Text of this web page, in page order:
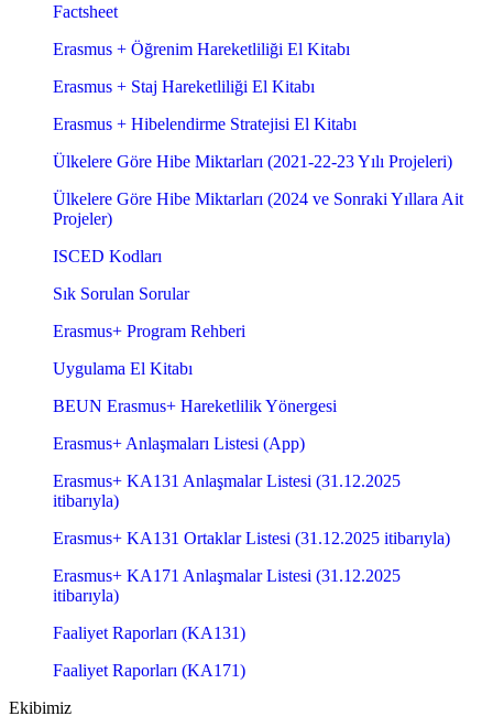
Factsheet
Erasmus + Öğrenim Hareketliliği El Kitabı
Erasmus + Staj Hareketliliği El Kitabı
Erasmus + Hibelendirme Stratejisi El Kitabı
Ülkelere Göre Hibe Miktarları (2021-22-23 Yılı Projeleri)
Ülkelere Göre Hibe Miktarları (2024 ve Sonraki Yıllara Ait
Projeler)
ISCED Kodları
Sık Sorulan Sorular
Erasmus+ Program Rehberi
Uygulama El Kitabı
BEUN Erasmus+ Hareketlilik Yönergesi
Erasmus+ Anlaşmaları Listesi (App)
Erasmus+ KA131 Anlaşmalar Listesi (31.12.2025
itibarıyla)
Erasmus+ KA131 Ortaklar Listesi (31.12.2025 itibarıyla)
Erasmus+ KA171 Anlaşmalar Listesi (31.12.2025
itibarıyla)
Faaliyet Raporları (KA131)
Faaliyet Raporları (KA171)
Ekibimiz